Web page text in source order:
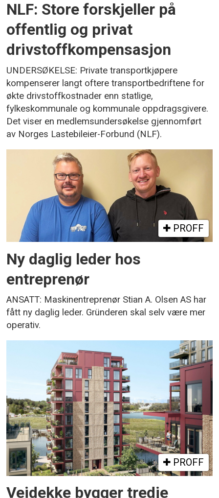
NLF: Store forskjeller på
offentlig og privat
drivstoffkompensasjon
UNDERSØKELSE: Private transportkjøpere
kompenserer langt oftere transportbedriftene for
økte drivstoffkostnader enn statlige,
fylkeskommunale og kommunale oppdragsgivere.
Det viser en medlemsundersøkelse gjennomført
av Norges Lastebileier-Forbund (NLF).
PROFF
Ny daglig leder hos
entreprenør
ANSATT: Maskinentreprenør Stian A. Olsen AS har
fått ny daglig leder. Gründeren skal selv være mer
operativ.
PROFF
Veidekke bygger tredje